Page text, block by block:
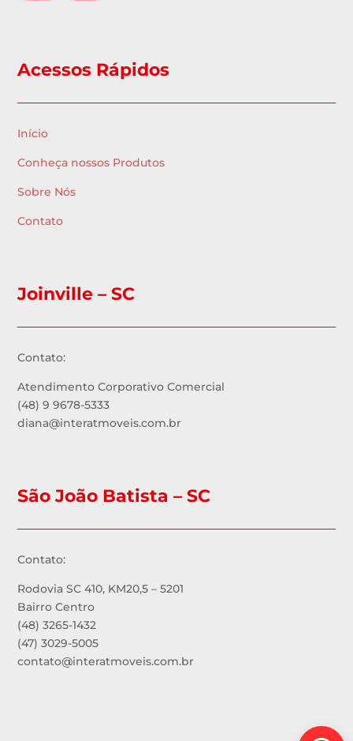
Acessos Rápidos
Início
Conheça nossos Produtos
Sobre Nós
Contato
Joinville – SC
Contato:
Atendimento Corporativo Comercial
(48) 9 9678-5333
diana@interatmoveis.com.br
São João Batista – SC
Contato:
Rodovia SC 410, KM20,5 – 5201
Bairro Centro
(48) 3265-1432
(47) 3029-5005
contato@interatmoveis.com.br